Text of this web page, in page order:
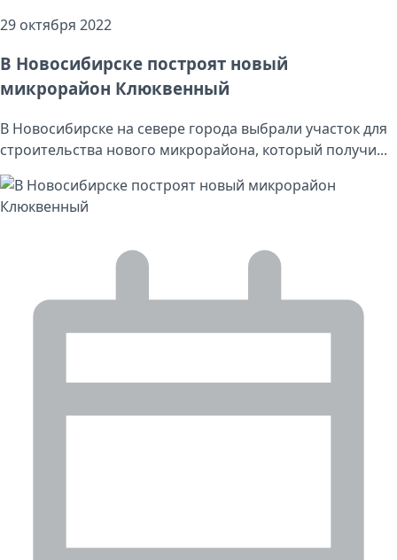
29 октября 2022
В Новосибирске построят новый
микрорайон Клюквенный
В Новосибирске на севере города выбрали участок для
строительства нового микрорайона, который получи...